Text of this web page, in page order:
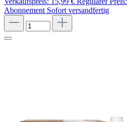
Abonnement Sofort versandfertig